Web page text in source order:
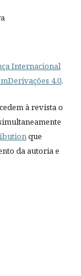
Internacional
4.0.
à revista o
que
da autoria e